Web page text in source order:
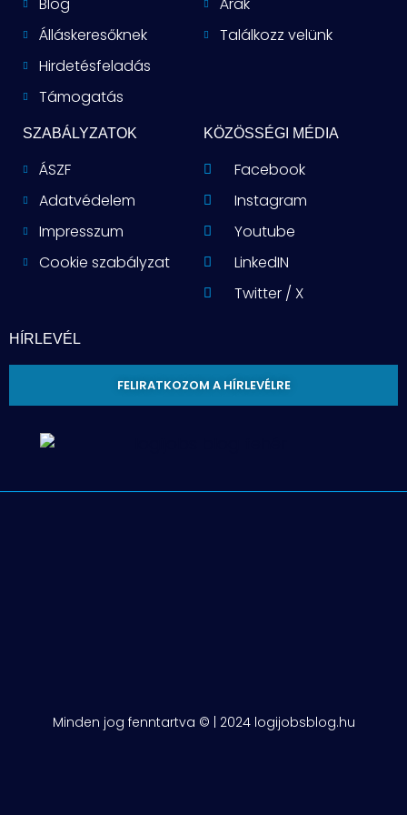
Álláskeresőknek
Hirdetésfeladás
Támogatás
Találkozz velünk
SZABÁLYZATOK
ÁSZF
Adatvédelem
Impresszum
Cookie szabályzat
KÖZÖSSÉGI MÉDIA
Facebook
Instagram
Youtube
LinkedIN
Twitter / X
HÍRLEVÉL
FELIRATKOZOM A HÍRLEVÉLRE
Minden jog fenntartva © | 2024 logijobsblog.hu